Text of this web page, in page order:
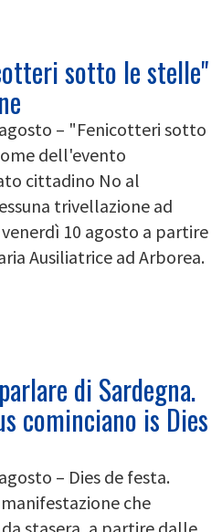
sotto le stelle"
– "Fenicotteri sotto
dell'evento
cittadino No al
trivellazione ad
10 agosto a partire
Ausiliatrice ad Arborea.
di Sardegna.
cominciano is Dies
– Dies de festa.
che